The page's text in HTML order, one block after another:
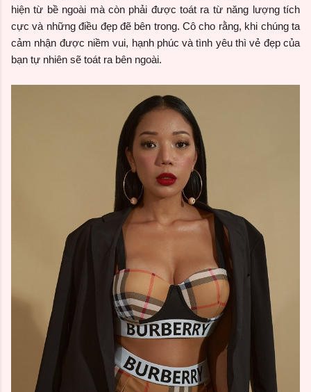
hiện từ bề ngoài mà còn phải được toát ra từ năng lượng tích
cực và những điều đẹp đẽ bên trong. Cô cho rằng, khi chúng ta
cảm nhận được niềm vui, hạnh phúc và tình yêu thì vẻ đẹp của
bạn tự nhiên sẽ toát ra bên ngoài.